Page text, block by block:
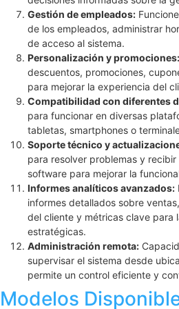
Gestión de empleados:
de los empleados, administrar
de acceso al sistema.
Personalización y promociones:
descuentos, promociones,
para mejorar la experiencia del
Compatibilidad con diferentes
para funcionar en diversas
tabletas, smartphones o
Soporte técnico y
para resolver problemas y
software para mejorar la
Informes analíticos avanzados:
informes detallados sobre
del cliente y métricas clave para
estratégicas.
Administración remota:
supervisar el sistema desde
permite un control eficiente y
Modelos